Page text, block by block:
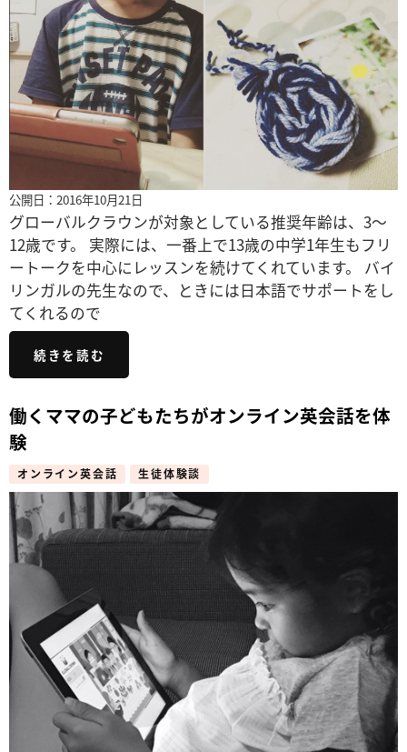
公開日：2016年10月21日
グローバルクラウンが対象としている推奨年齢は、3～
12歳です。 実際には、一番上で13歳の中学1年生もフリ
ートークを中心にレッスンを続けてくれています。 バイ
リンガルの先生なので、ときには日本語でサポートをし
てくれるので
続きを読む
働くママの子どもたちがオンライン英会話を体
験
オンライン英会話 生徒体験談